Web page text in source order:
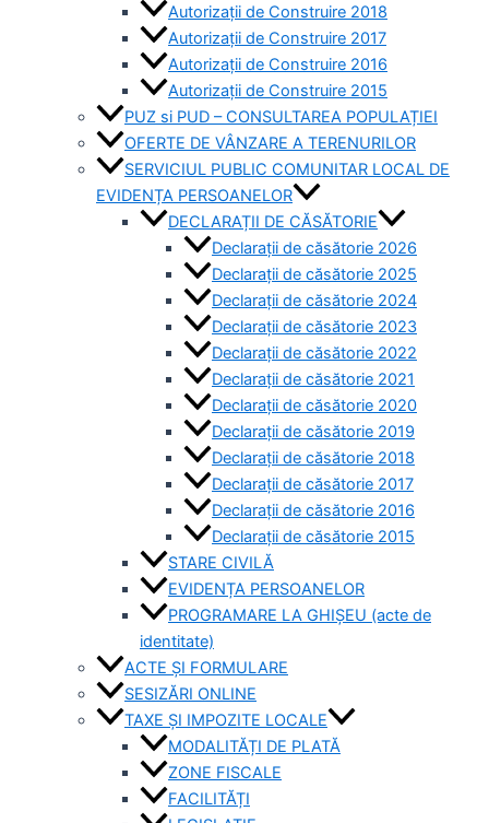
Autorizaţii de Construire 2018
Autorizaţii de Construire 2017
Autorizaţii de Construire 2016
Autorizaţii de Construire 2015
PUZ si PUD – CONSULTAREA POPULAȚIEI
OFERTE DE VÂNZARE A TERENURILOR
SERVICIUL PUBLIC COMUNITAR LOCAL DE
EVIDENȚA PERSOANELOR
DECLARAȚII DE CĂSĂTORIE
Declarații de căsătorie 2026
Declarații de căsătorie 2025
Declarații de căsătorie 2024
Declarații de căsătorie 2023
Declarații de căsătorie 2022
Declarații de căsătorie 2021
Declarații de căsătorie 2020
Declarații de căsătorie 2019
Declarații de căsătorie 2018
Declarații de căsătorie 2017
Declarații de căsătorie 2016
Declarații de căsătorie 2015
STARE CIVILĂ
EVIDENȚA PERSOANELOR
PROGRAMARE LA GHIȘEU (acte de
identitate)
ACTE ȘI FORMULARE
SESIZĂRI ONLINE
TAXE ȘI IMPOZITE LOCALE
MODALITĂȚI DE PLATĂ
ZONE FISCALE
FACILITĂȚI